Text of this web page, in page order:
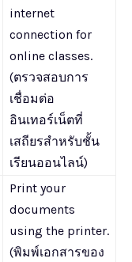
internet
connection for
online classes.
(ตรวจสอบการ
เชื่อมต่อ
อินเทอร์เน็ตที่
เสถียรสำหรับชั้น
เรียนออนไลน์)
Print your
documents
using the printer.
(พิมพ์เอกสารของ